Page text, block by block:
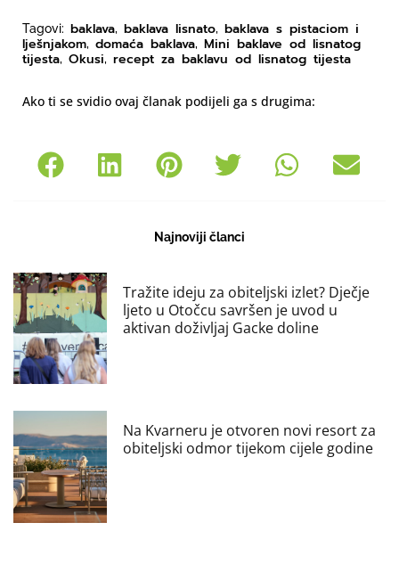
Tagovi: baklava, baklava lisnato, baklava s pistaciom i
lješnjakom, domaća baklava, Mini baklave od lisnatog
tijesta, Okusi, recept za baklavu od lisnatog tijesta
Ako ti se svidio ovaj članak podijeli ga s drugima:
Najnoviji članci
Tražite ideju za obiteljski izlet? Dječje
ljeto u Otočcu savršen je uvod u
aktivan doživljaj Gacke doline
Na Kvarneru je otvoren novi resort za
obiteljski odmor tijekom cijele godine